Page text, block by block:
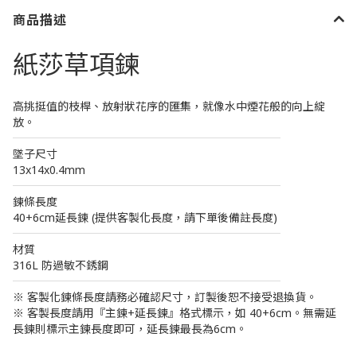
商品描述
紙莎草項鍊
高挑挺值的枝桿、放射狀花序的匯集，就像水中煙花般的向上綻
放。
────────────────────────
墜子尺寸
13x14x0.4mm
────────────────────────
鍊條長度
40+6cm延長鍊 (提供客製化長度，請下單後備註長度)
────────────────────────
材質
316L 防過敏不銹鋼
────────────────────────
※ 客製化鍊條長度請務必確認尺寸，訂製後恕不接受退換貨。
※ 客製長度請用『主鍊+延長鍊』格式標示，如 40+6cm。無需延
長鍊則標示主鍊長度即可，延長鍊最長為6cm。